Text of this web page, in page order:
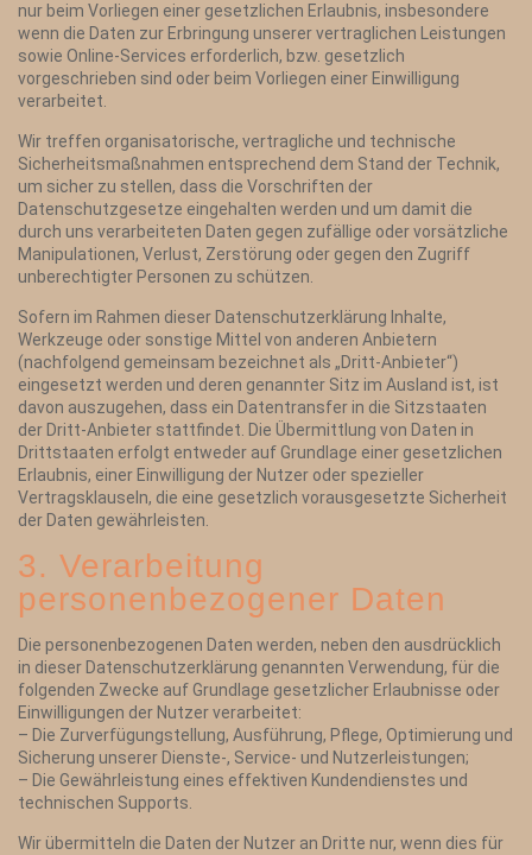
nur beim Vorliegen einer gesetzlichen Erlaubnis, insbesondere
wenn die Daten zur Erbringung unserer vertraglichen Leistungen
sowie Online-Services erforderlich, bzw. gesetzlich
vorgeschrieben sind oder beim Vorliegen einer Einwilligung
verarbeitet.
Wir treffen organisatorische, vertragliche und technische
Sicherheitsmaßnahmen entsprechend dem Stand der Technik,
um sicher zu stellen, dass die Vorschriften der
Datenschutzgesetze eingehalten werden und um damit die
durch uns verarbeiteten Daten gegen zufällige oder vorsätzliche
Manipulationen, Verlust, Zerstörung oder gegen den Zugriff
unberechtigter Personen zu schützen.
Sofern im Rahmen dieser Datenschutzerklärung Inhalte,
Werkzeuge oder sonstige Mittel von anderen Anbietern
(nachfolgend gemeinsam bezeichnet als „Dritt-Anbieter“)
eingesetzt werden und deren genannter Sitz im Ausland ist, ist
davon auszugehen, dass ein Datentransfer in die Sitzstaaten
der Dritt-Anbieter stattfindet. Die Übermittlung von Daten in
Drittstaaten erfolgt entweder auf Grundlage einer gesetzlichen
Erlaubnis, einer Einwilligung der Nutzer oder spezieller
Vertragsklauseln, die eine gesetzlich vorausgesetzte Sicherheit
der Daten gewährleisten.
3. Verarbeitung
personenbezogener Daten
Die personenbezogenen Daten werden, neben den ausdrücklich
in dieser Datenschutzerklärung genannten Verwendung, für die
folgenden Zwecke auf Grundlage gesetzlicher Erlaubnisse oder
Einwilligungen der Nutzer verarbeitet:
– Die Zurverfügungstellung, Ausführung, Pflege, Optimierung und
Sicherung unserer Dienste-, Service- und Nutzerleistungen;
– Die Gewährleistung eines effektiven Kundendienstes und
technischen Supports.
Wir übermitteln die Daten der Nutzer an Dritte nur, wenn dies für